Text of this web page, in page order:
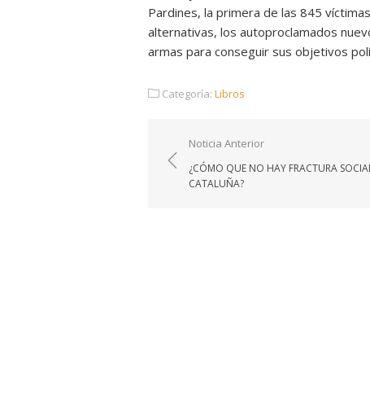
Pardines, la primera de las 845
alternativas, los autoproclamados
armas para conseguir sus objetivos
Categoría: Libros
Navegación
de
entradas
Noticia Anterior
¿CÓMO QUE NO HAY FRACTURA
CATALUÑA?